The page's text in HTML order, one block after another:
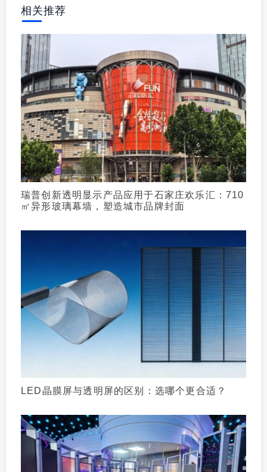
相关推荐
瑞普创新透明显示产品应用于石家庄欢乐汇：710
㎡异形玻璃幕墙，塑造城市品牌封面
LED晶膜屏与透明屏的区别：选哪个更合适？